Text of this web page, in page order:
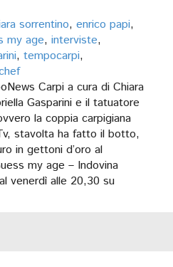
sorrentino, enrico papi,
my age, interviste,
, tempocarpi,
Carpi a cura di Chiara
Gasparini e il tatuatore
la coppia carpigiana
stavolta ha fatto il botto,
in gettoni d’oro al
my age – Indovina
venerdì alle 20,30 su